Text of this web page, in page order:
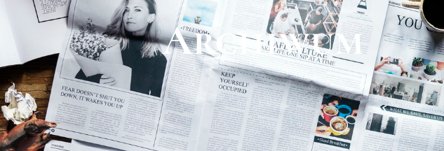
Archiwum